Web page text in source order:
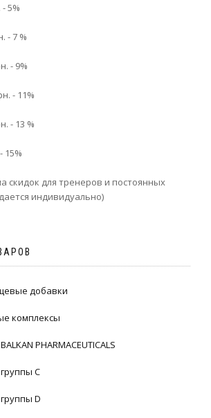
5%
- 7 %
- 9%
- 11%
- 13 %
15%
скидок для тренеров и постоянных
индивидуально)
добавки
комплексы
PHARMACEUTICALS
C
D